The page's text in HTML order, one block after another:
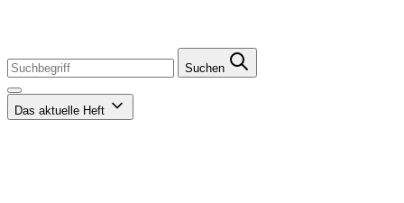
Suchen
Das aktuelle Heft